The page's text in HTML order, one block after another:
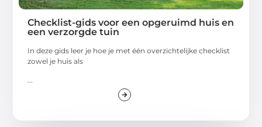
Checklist-gids voor een opgeruimd huis en
een verzorgde tuin
In deze gids leer je hoe je met één overzichtelijke checklist
zowel je huis als
...